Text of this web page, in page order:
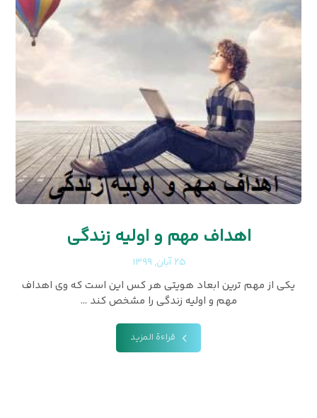
اهداف مهم و اولیه زندگی
۲۵ آبان, ۱۳۹۹
یکی از مهم ترین ابعاد هویتی هر کس این است که وی اهداف
مهم و اولیه زندگی را مشخص کند ...
قراءة المزيد